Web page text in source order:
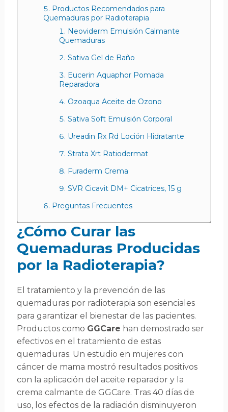
Productos Recomendados para
Quemaduras por Radioterapia
Neoviderm Emulsión Calmante
Quemaduras
Sativa Gel de Baño
Eucerin Aquaphor Pomada
Reparadora
Ozoaqua Aceite de Ozono
Sativa Soft Emulsión Corporal
Ureadin Rx Rd Loción Hidratante
Strata Xrt Ratiodermat
Furaderm Crema
SVR Cicavit DM+ Cicatrices, 15 g
Preguntas Frecuentes
¿Cómo Curar las
Quemaduras Producidas
por la Radioterapia?
El tratamiento y la prevención de las
quemaduras por radioterapia son esenciales
para garantizar el bienestar de las pacientes.
Productos como GGCare han demostrado ser
efectivos en el tratamiento de estas
quemaduras. Un estudio en mujeres con
cáncer de mama mostró resultados positivos
con la aplicación del aceite reparador y la
crema calmante de GGCare. Tras 40 días de
uso, los efectos de la radiación disminuyeron